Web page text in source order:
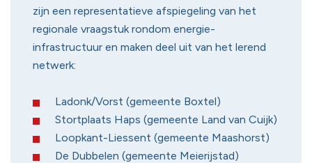
zijn een representatieve afspiegeling van het
regionale vraagstuk rondom energie-
infrastructuur en maken deel uit van het lerend
netwerk:
Ladonk/Vorst (gemeente Boxtel)
Stortplaats Haps (gemeente Land van Cuijk)
Loopkant-Liessent (gemeente Maashorst)
De Dubbelen (gemeente Meierijstad)